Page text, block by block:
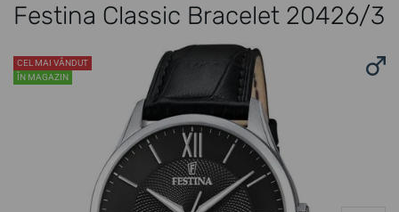
Festina Classic Bracelet 20426/3
CEL MAI VÂNDUT
ÎN MAGAZIN